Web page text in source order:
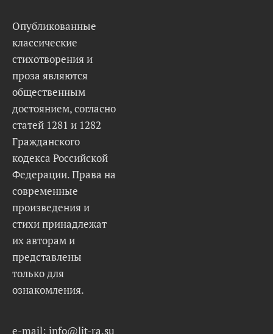
Опубликованные
классические
стихотворения и
проза являются
общественным
достоянием, согласно
статей 1281 и 1282
Гражданского
кодекса Российской
Федерации. Права на
современные
произведения и
стихи принадлежат
их авторам и
представлены
только для
ознакомления.
e-mail: info@lit-ra.su